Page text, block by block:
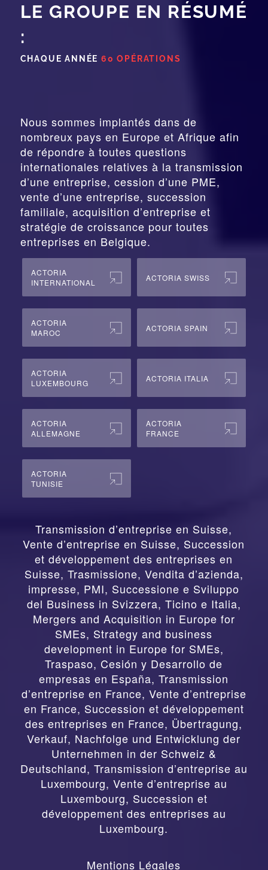
LE GROUPE EN RÉSUMÉ
:
CHAQUE ANNÉE 60 OPÉRATIONS
Nous sommes implantés dans de
nombreux pays en Europe et Afrique afin
de répondre à toutes questions
internationales relatives à la transmission
d’une entreprise, cession d’une PME,
vente d’une entreprise, succession
familiale, acquisition d’entreprise et
stratégie de croissance pour toutes
entreprises en Belgique.
ACTORIA
INTERNATIONAL
ACTORIA SWISS
ACTORIA
MAROC
ACTORIA SPAIN
ACTORIA
LUXEMBOURG
ACTORIA ITALIA
ACTORIA
ALLEMAGNE
ACTORIA
FRANCE
ACTORIA
TUNISIE
Transmission d’entreprise en Suisse,
Vente d’entreprise en Suisse, Succession
et développement des entreprises en
Suisse, Trasmissione, Vendita d’azienda,
impresse, PMI, Successione e Sviluppo
del Business in Svizzera, Ticino e Italia,
Mergers and Acquisition in Europe for
SMEs, Strategy and business
development in Europe for SMEs,
Traspaso, Cesión y Desarrollo de
empresas en España,Transmission
d’entreprise en France, Vente d’entreprise
en France, Succession et développement
des entreprises en France, Übertragung,
Verkauf, Nachfolge und Entwicklung der
Unternehmen in der Schweiz &
Deutschland, Transmission d’entreprise au
Luxembourg, Vente d’entreprise au
Luxembourg, Succession et
développement des entreprises au
Luxembourg.
Mentions Légales